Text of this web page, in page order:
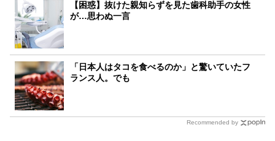
【困惑】抜けた親知らずを見た歯科助手の女性
が…思わぬ一言
「日本人はタコを食べるのか」と驚いていたフ
ランス人。でも
Recommended by